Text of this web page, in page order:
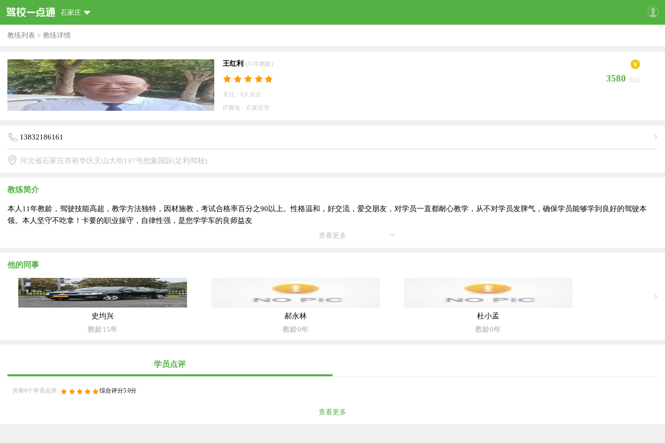
石家庄
教练列表 > 教练详情
王红利 (11年教龄)
3580 元起
关注：0人关注
IP属地：石家庄市
13832186161
河北省石家庄市裕华区天山大街197号想象国际(足利驾校)
教练简介
本人11年教龄，驾驶技能高超，教学方法独特，因材施教，考试合格率百分之90以上。性格温和，好交流，爱交朋友，对学员一直都耐心教学，从不对学员发脾气，确保学员能够学到良好的驾驶本
领。本人坚守不吃拿！卡要的职业操守，自律性强，是您学学车的良师益友
查看更多
他的同事
史均兴
教龄15年
郝永林
教龄0年
杜小孟
教龄0年
学员点评
共有0个学员点评 综合评分5.0分
查看更多